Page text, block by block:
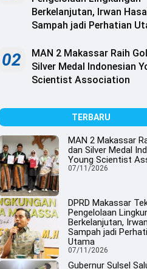
Berkelanjutan, Irwan
Sampah jadi Perhatian
02
MAN 2 Makassar Raih
Silver Medal Indonesian
Scientist Association
TERBARU
MAN 2 Makassar
dan Silver Medal
Young Scientist
07/11/2026
DPRD Makassar
Pengelolaan
Berkelanjutan,
Sampah jadi
Utama
07/11/2026
Gubernur Sulsel